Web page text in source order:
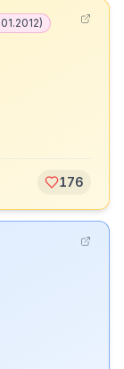
)
176